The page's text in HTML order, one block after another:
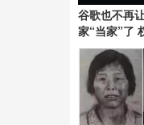
谷歌也不再
家“当家”了
整